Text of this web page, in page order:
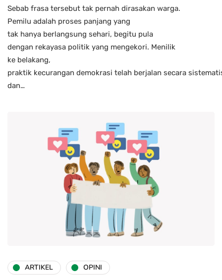
Sebab frasa tersebut tak pernah dirasakan warga.
Pemilu adalah proses panjang yang
tak hanya berlangsung sehari, begitu pula
dengan rekayasa politik yang mengekori. Menilik
ke belakang,
praktik kecurangan demokrasi telah berjalan secara
dan…
ARTIKEL OPINI